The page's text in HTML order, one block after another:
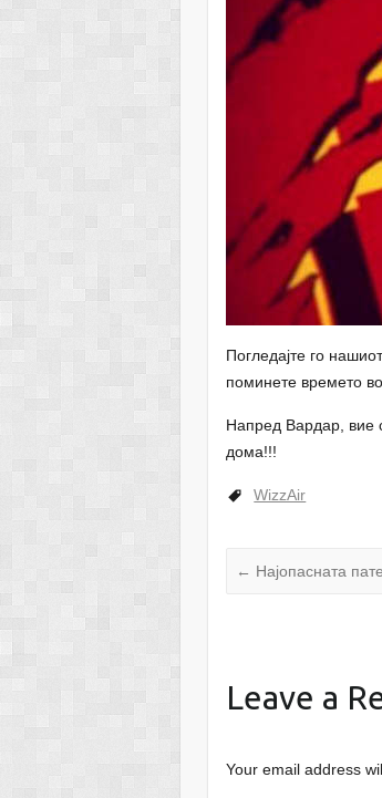
Погледајте го
поминете времето во
Напред Вардар, вие
дома!!!
WizzAir
← Најопасната
Leave a
Your email address